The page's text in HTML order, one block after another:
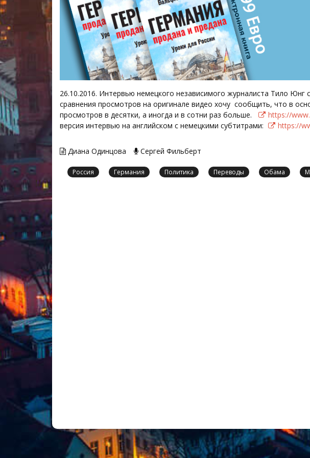
26.10.2016. Интервью немецкого независимого журналиста Тило Юнг
сравнения просмотров на оригинале видео хочу сообщить, что в
просмотров в десятки, а иногда и в сотни раз больше.
https://
версия интервью на английском с немецкими субтитрами:
https://
Диана Одинцова Сергей Фильберт
Россия Германия Политика Переводы Обама